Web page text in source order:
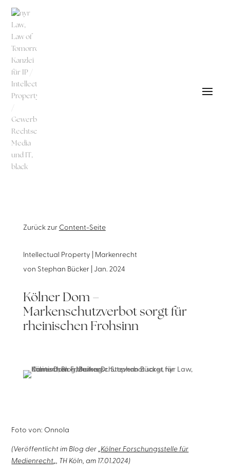
Zurück zur Content-Seite
Intellectual Property | Markenrecht
von Stephan Bücker| Jan. 2024
Kölner Dom –
Markenschutzverbot sorgt für
rheinischen Frohsinn
Foto von: Onnola
(Veröffentlicht im Blog der „Kölner Forschungsstelle für
Medienrecht„, TH Köln, am 17.01.2024)